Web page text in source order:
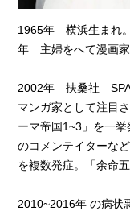
1965年 横浜生まれ
年 主婦をへて漫画家
2002年 扶桑社 SPA!
マンガ家として注目
ーマ帝国1~3」を一
のコメンテイターな
を複数発症。「余命
2010~2016年 の病状